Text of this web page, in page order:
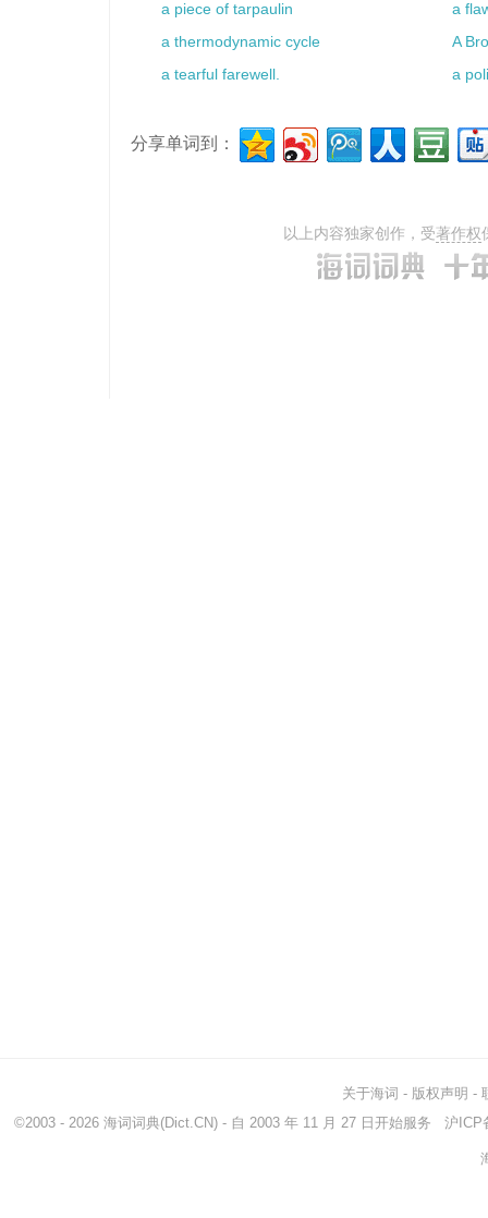
a piece of tarpaulin
a
a thermodynamic cycle
A
a tearful farewell.
a
分享单词到：
以上内容独家创作，受著作权
关于海词 - 版权声明 -
©2003 - 2026 海词词典(Dict.CN) - 自 2003 年 11 月 27 日开始服务 沪ICP